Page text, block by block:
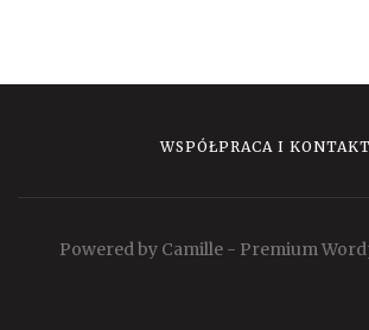
WSPÓŁPRACA I KONTAKT
Powered by Camille - Premium